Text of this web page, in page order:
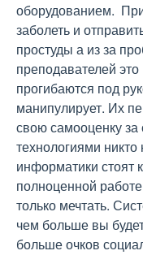
оборудованием.
заболеть и
простуды а из за
преподавателей
прогибаются под
манипулирует. Их
свою самооценку за
технологиями
информатики стоят
полноценной
только мечтать.
чем больше вы
больше очков